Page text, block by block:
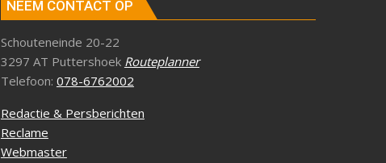
NEEM CONTACT OP
Schouteneinde 20-22
3297 AT Puttershoek Routeplanner
Telefoon: 078-6762002
Redactie & Persberichten
Reclame
Webmaster